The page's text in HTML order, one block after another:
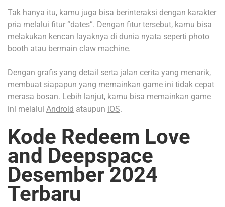
Tak hanya itu, kamu juga bisa berinteraksi dengan karakter
pria melalui fitur “dates”. Dengan fitur tersebut, kamu bisa
melakukan kencan layaknya di dunia nyata seperti photo
booth atau bermain claw machine.
Dengan grafis yang detail serta jalan cerita yang menarik,
membuat siapapun yang memainkan game ini tidak cepat
merasa bosan. Lebih lanjut, kamu bisa memainkan game
ini melalui Android ataupun iOS.
Kode Redeem Love
and Deepspace
Desember 2024
Terbaru